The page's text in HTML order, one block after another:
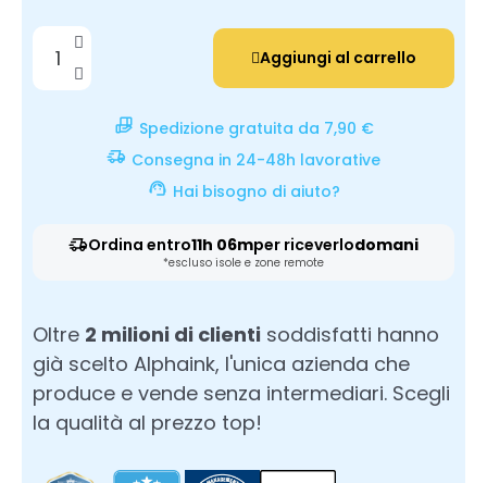
Aggiungi al carrello
Spedizione gratuita da 7,90 €
Consegna in 24-48h lavorative
Hai bisogno di aiuto?
Ordina entro11h 06mper riceverlodomani
*escluso isole e zone remote
Oltre 2 milioni di clienti soddisfatti hanno
già scelto Alphaink, l'unica azienda che
produce e vende senza intermediari. Scegli
la qualità al prezzo top!